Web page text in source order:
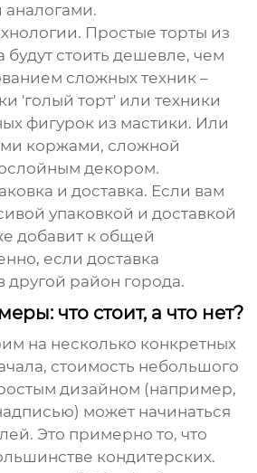
Простые торты из
будут стоить дешевле, чем
сложных техник –
'голый торт' или техники
фигурок из мастики. Или
коржами, сложной
декором.
и доставка. Если вам
упаковкой и доставкой
добавит к общей
если доставка
другой район города.
что стоит, а что нет?
на несколько конкретных
стоимость небольшого
дизайном (например,
может начинаться
Это примерно то, что
кондитерских.